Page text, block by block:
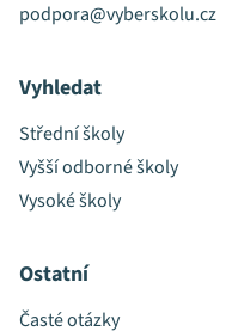
podpora@vyberskolu.cz
Vyhledat
Střední školy
Vyšší odborné školy
Vysoké školy
Ostatní
Časté otázky